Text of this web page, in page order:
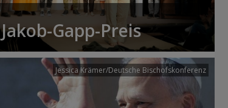
Jakob-Gapp-Preis
Jessica Krämer/Deutsche Bischofskonferenz